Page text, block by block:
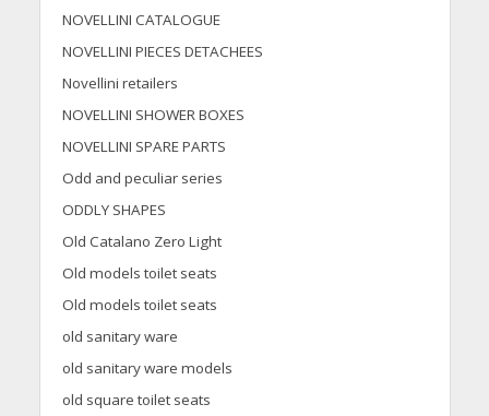
NOVELLINI CATALOGUE
NOVELLINI PIECES DETACHEES
Novellini retailers
NOVELLINI SHOWER BOXES
NOVELLINI SPARE PARTS
Odd and peculiar series
ODDLY SHAPES
Old Catalano Zero Light
Old models toilet seats
Old models toilet seats
old sanitary ware
old sanitary ware models
old square toilet seats